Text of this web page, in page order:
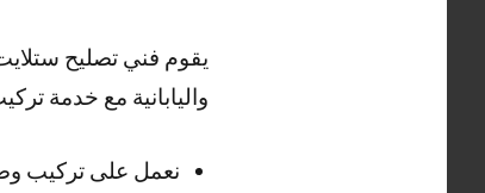
يقوم فني تصليح
واليابانية مع خدمة
نعمل على تركيب